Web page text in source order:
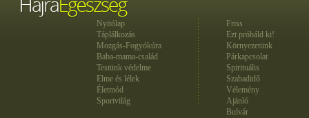
Nyitólap
Táplálkozás
Mozgás-Fogyókúra
Baba-mama-család
Testünk védelme
Elme és lélek
Életmód
Sportvilág
Friss
Ezt próbáld ki!
Környezetünk
Párkapcsolat
Spirituális
Szabadidő
Vélemény
Ajánló
Bulvár